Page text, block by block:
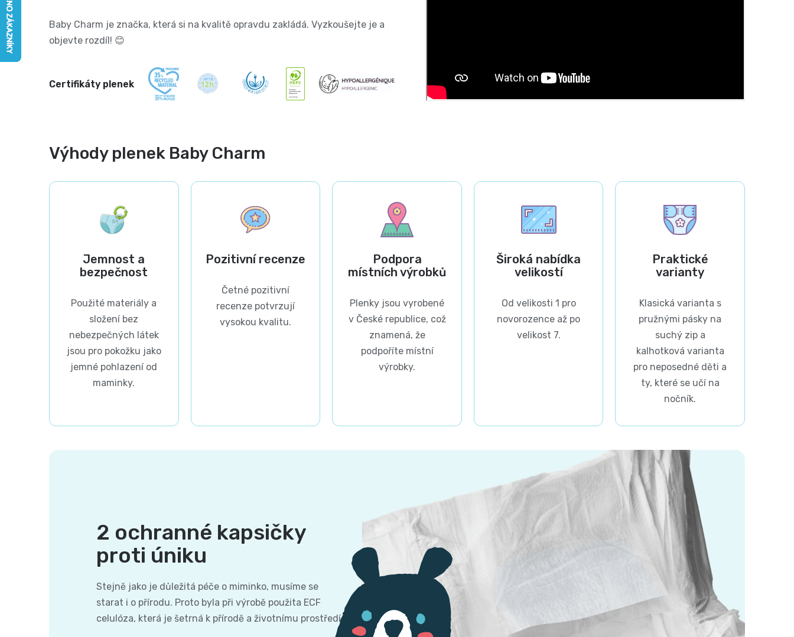
Baby Charm je značka, která si na kvalitě opravdu zakládá. Vyzkoušejte je a
objevte rozdíl! 😊
Certifikáty plenek
Výhody plenek Baby Charm
Jemnost a
bezpečnost
Použité materiály a
složení bez
nebezpečných látek
jsou pro pokožku jako
jemné pohlazení od
maminky.
Pozitivní recenze
Četné pozitivní
recenze potvrzují
vysokou kvalitu.
Podpora
místních výrobků
Plenky jsou vyrobené
v České republice, což
znamená, že
podpoříte místní
výrobky.
Široká nabídka
velikostí
Od velikosti 1 pro
novorozence až po
velikost 7.
Praktické
varianty
Klasická varianta s
pružnými pásky na
suchý zip a
kalhotková varianta
pro neposedné děti a
ty, které se učí na
nočník.
2 ochranné kapsičky
proti úniku
Stejně jako je důležitá péče o miminko, musíme se
starat i o přírodu. Proto byla při výrobě použita ECF
celulóza, která je šetrná k přírodě a životnímu prostředí.